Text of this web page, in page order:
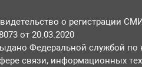
о регистрации
от 20.03.2020
Федеральной службой по
связи, информационных